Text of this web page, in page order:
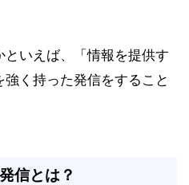
といえば、「情報を提供す
く持った発信をすること
信とは？